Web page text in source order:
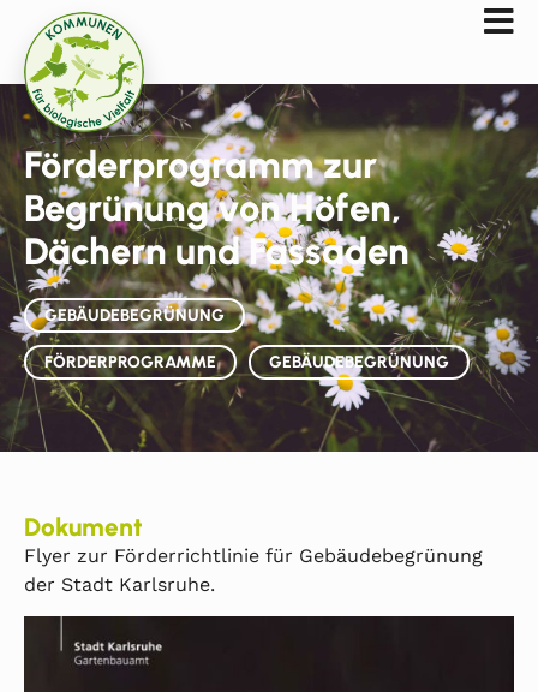
Förderprogramm zur
Begrünung von Höfen,
Dächern und Fassaden
GEBÄUDEBEGRÜNUNG
FÖRDERPROGRAMME GEBÄUDEBEGRÜNUNG
Dokument
Flyer zur Förderrichtlinie für Gebäudebegrünung
der Stadt Karlsruhe.